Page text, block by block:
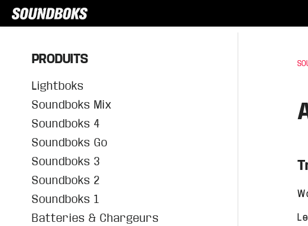
PRODUITS
Lightboks
Soundboks Mix
Soundboks 4
Soundboks Go
Soundboks 3
Soundboks 2
Soundboks 1
Batteries & Chargeurs